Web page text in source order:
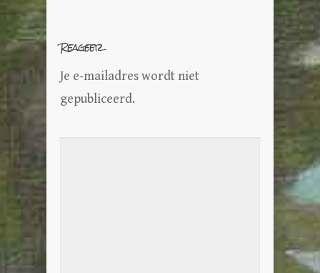
Reageer
Je e-mailadres wordt niet
gepubliceerd.